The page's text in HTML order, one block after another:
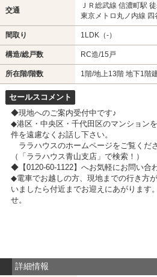
交通
ＪＲ総武線 信濃町駅
東京メトロ丸ノ内線
間取り 1LDK（-）
構造/総戸数 RC造/15戸
所在階/階数 1階/地上13階 地下1階
セールスコメント
◆現地へのご案内受付中です♪
◆港区・中央区・千代田区のマンション
件を遠慮なくお話し下さい。
ララハウスのホームページをご覧くださ
（「ララハウス青山支店」で検索！）
◆【0120-60-1122】へお気軽にお問い合
◆電車でお越しの方、現地までの行き方
いましたら付近までお迎えにあがります
せ。
詳細情報